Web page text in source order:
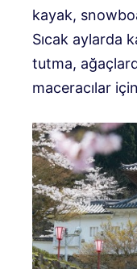
kayak,
Sıcak aylarda
tutma,
maceracılar